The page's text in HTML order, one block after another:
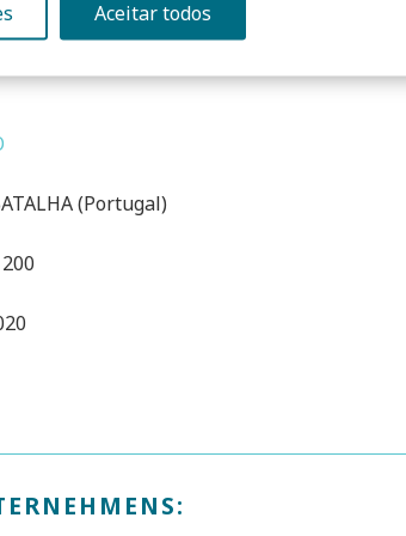
(Portugal)
Aceitar todos